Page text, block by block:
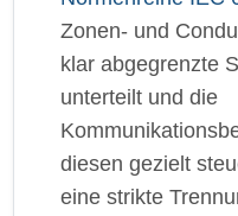
Zonen- und
klar abgegrenzte
unterteilt und die
diesen gezielt
eine strikte